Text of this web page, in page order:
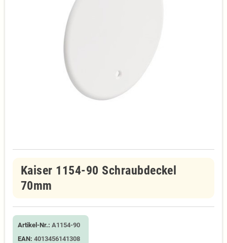
Kaiser 1154-90 Schraubdeckel
70mm
Artikel-Nr.: A1154-90
EAN: 4013456141308